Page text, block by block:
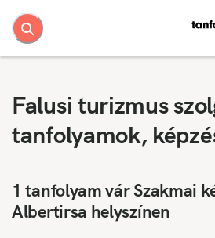
Falusi turizmus
tanfolyamok,
1 tanfolyam vár Szakmai
Albertirsa helyszínen